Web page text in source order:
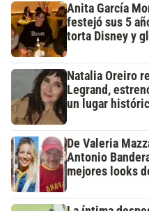
Anita García
festejó sus 5
torta Disney y
Natalia Oreiro
Legrand,
un lugar
De Valeria
Antonio
mejores looks